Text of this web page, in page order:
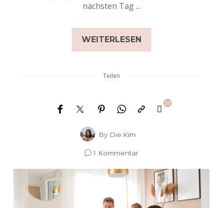
nächsten Tag ...
WEITERLESEN
Teilen
By Die.Kim
20
1 Kommentar